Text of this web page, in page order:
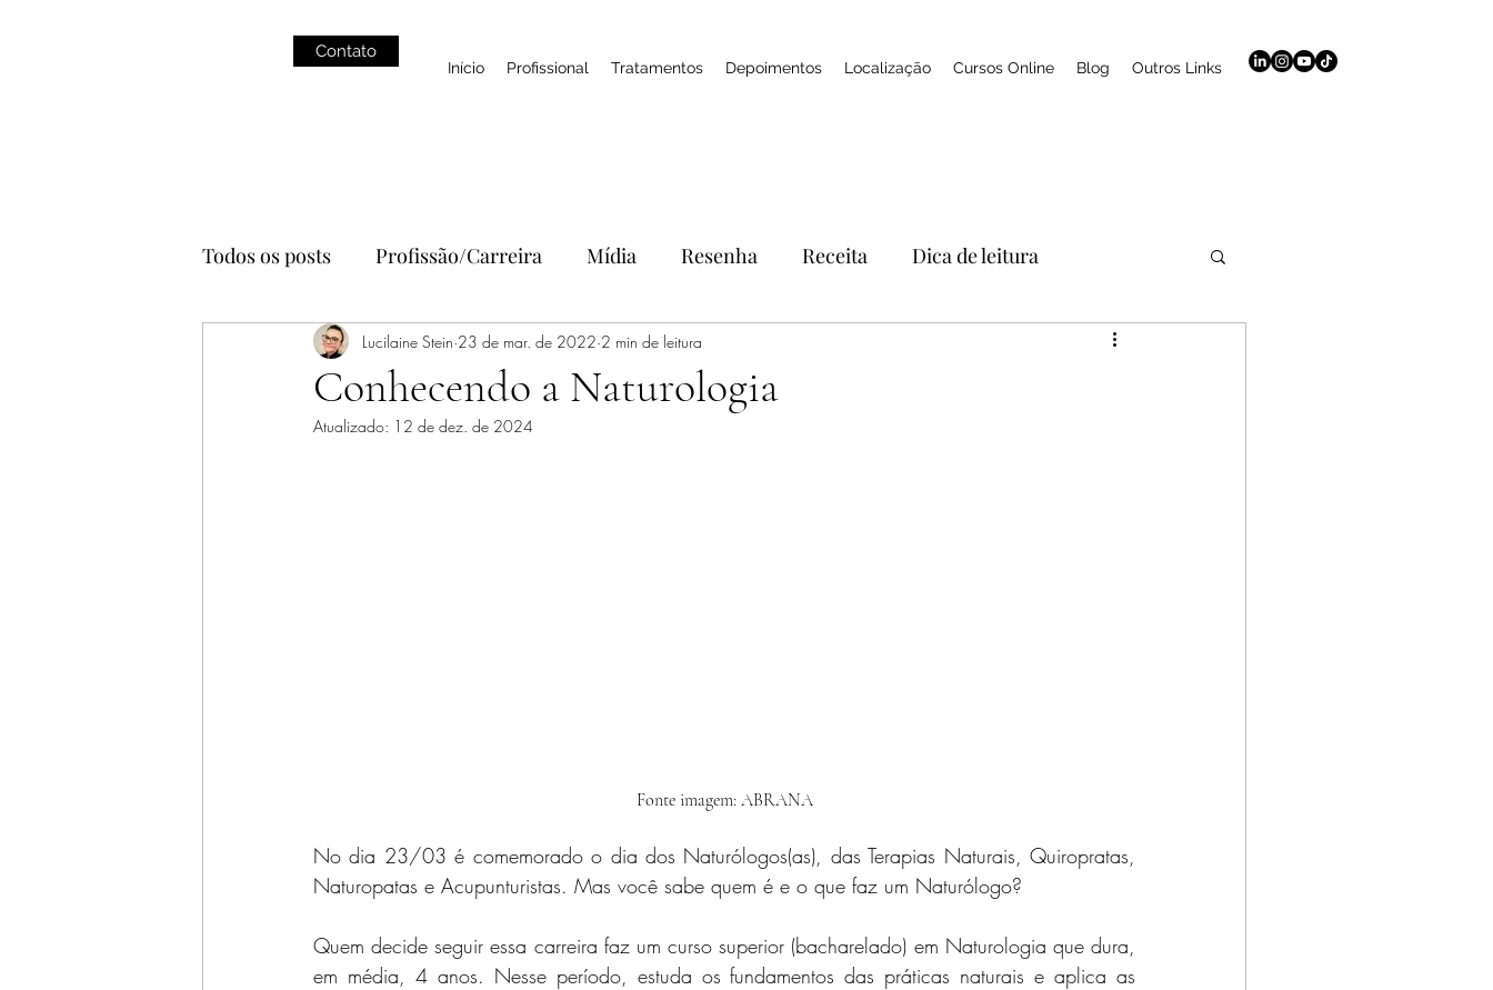
Início Profissional Tratamentos Depoimentos Localização Cursos Online Blog Outros Links
Contato
Todos os posts Profissão/Carreira Mídia Resenha Receita Dica de leitura
Alimentação YouTube Feedbacks SPA aromaterapia
estética autocuidado práticas integrativas
Conhecendo a Naturologia
Lucilaine Stein 23 de mar. de 2022 2 min de leitura
Atualizado: 12 de dez. de 2024
Fonte imagem: ABRANA
No dia 23/03 é comemorado o dia dos Naturólogos(as), das Terapias Naturais, Quiropratas,
Naturopatas e Acupunturistas. Mas você sabe quem é e o que faz um Naturólogo?
Quem decide seguir essa carreira faz um curso superior (bacharelado) em Naturologia que dura,
em média, 4 anos. Nesse período, estuda os fundamentos das práticas naturais e aplica as